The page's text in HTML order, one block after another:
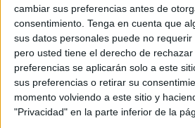
cambiar sus preferencias antes de
consentimiento. Tenga en cuenta que
sus datos personales puede no requerir
pero usted tiene el derecho de
preferencias se aplicarán solo a este
sus preferencias o retirar su
momento volviendo a este sitio y
"Privacidad" en la parte inferior de la
temps" mentre es troba la
aquest sentit, Toto ha
"desconfiança" dels membres
"justificable", però ha afegit
posar en dubte la paraula
l'entitat financera perquè "ell